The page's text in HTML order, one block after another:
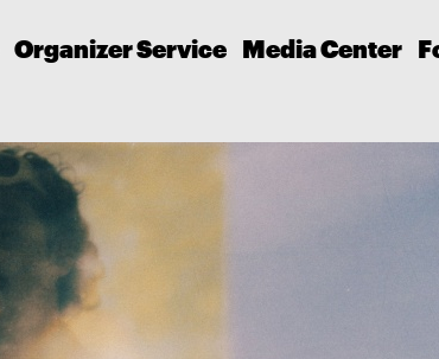
Organizer Service Media Center